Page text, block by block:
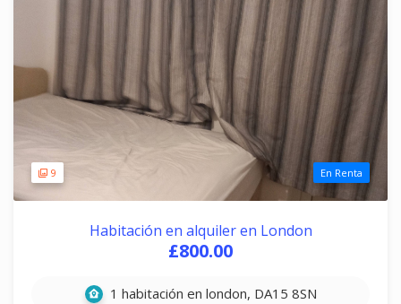
9 En Renta
Habitación en alquiler en London
£800.00
1 habitación en london, DA15 8SN